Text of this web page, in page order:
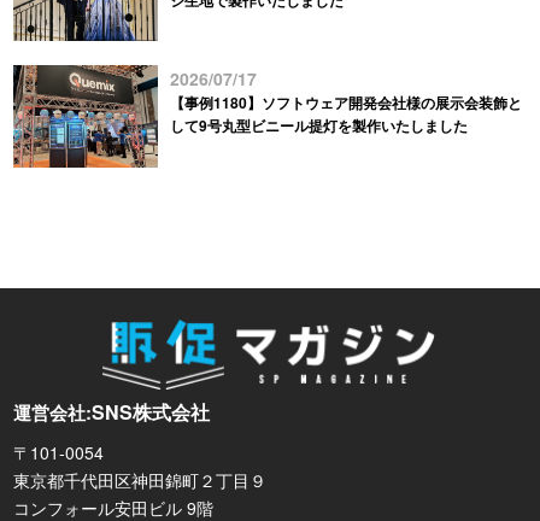
2026/07/17
【事例1180】ソフトウェア開発会社様の展示会装飾と
して9号丸型ビニール提灯を製作いたしました
運営会社:SNS株式会社
〒101-0054
東京都千代田区神田錦町２丁目９
コンフォール安田ビル 9階